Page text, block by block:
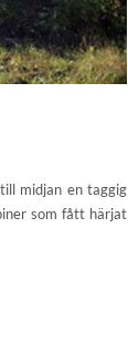
midjan en taggig
som fått härjat